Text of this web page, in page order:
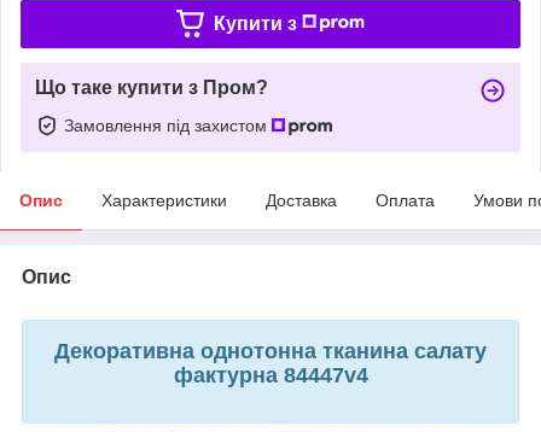
Купити з
Що таке купити з Пром?
Замовлення під захистом
Опис Характеристики Доставка Оплата Умови
Опис
Декоративна однотонна тканина салату
фактурна 84447v4